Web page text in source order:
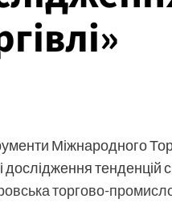
Міжнародного
тенденцій
торгово-